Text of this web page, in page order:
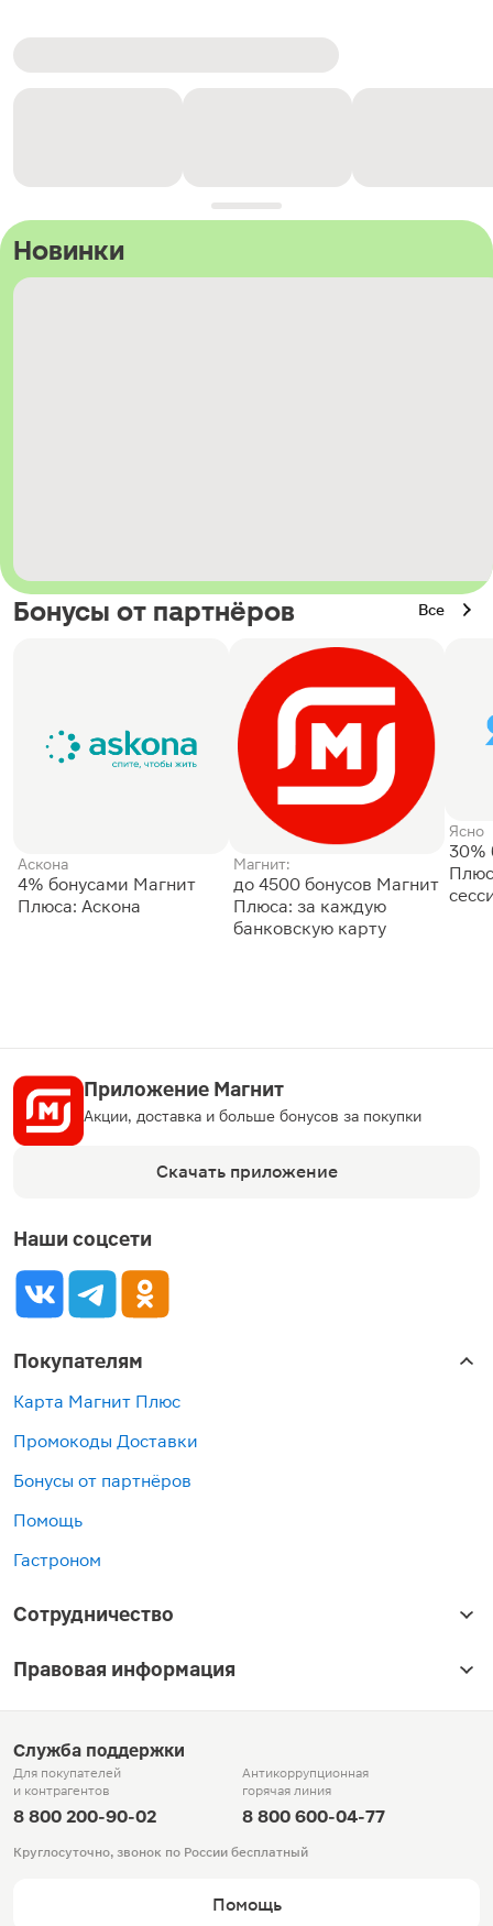
Новинки
Бонусы от партнёров Все
Аскона
4% бонусами Магнит
Плюса: Аскона
Магнит:
до 4500 бонусов Магнит
Плюса: за каждую
банковскую карту
Ясно
30%
Приложение Магнит
Акции, доставка и больше бонусов за покупки
Скачать приложение
Наши соцсети
Покупателям
Карта Магнит Плюс
Промокоды Доставки
Бонусы от партнёров
Помощь
Гастроном
Сотрудничество
Правовая информация
Служба поддержки
Для покупателей
и контрагентов
8 800 200-90-02
Антикоррупционная
горячая линия
8 800 600-04-77
Круглосуточно, звонок по России бесплатный
Помощь